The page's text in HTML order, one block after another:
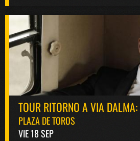
TOUR RITORNO A VIA DALMA:
PLAZA DE TOROS
VIE 18 SEP